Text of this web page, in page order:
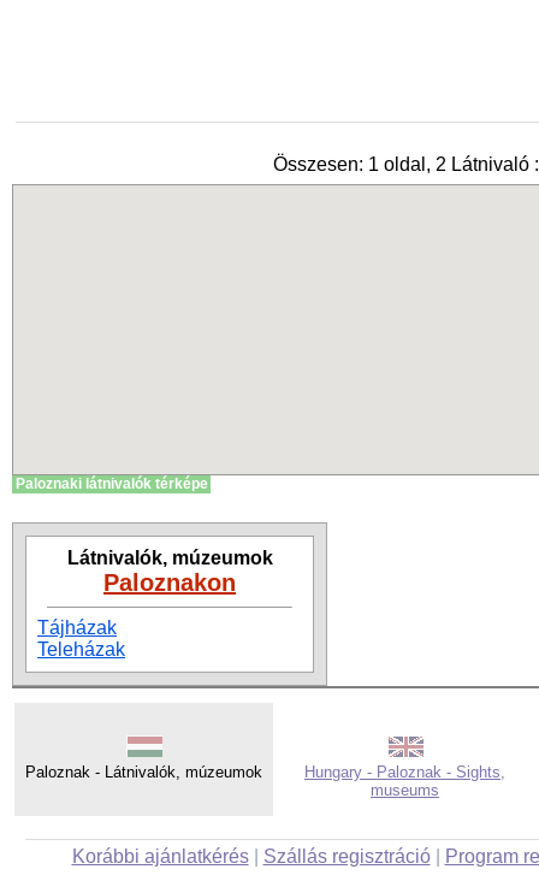
Összesen: 1 oldal, 2 Látnivaló :
Paloznaki látnivalók térképe
Látnivalók, múzeumok
Paloznakon
Tájházak
Teleházak
Paloznak - Látnivalók, múzeumok
Hungary - Paloznak - Sights,
museums
Korábbi ajánlatkérés| Szállás regisztráció| Program